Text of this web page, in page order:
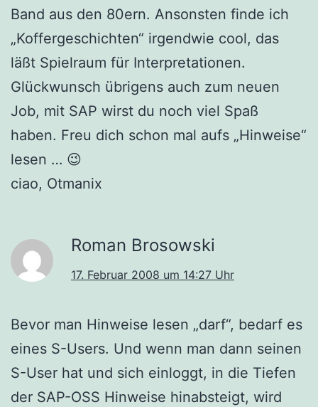
Band aus den 80ern. Ansonsten finde ich
„Koffergeschichten“ irgendwie cool, das
läßt Spielraum für Interpretationen.
Glückwunsch übrigens auch zum neuen
Job, mit SAP wirst du noch viel Spaß
haben. Freu dich schon mal aufs „Hinweise“
lesen … 😉
ciao, Otmanix
Roman Brosowski
17. Februar 2008 um 14:27 Uhr
Bevor man Hinweise lesen „darf“, bedarf es
eines S-Users. Und wenn man dann seinen
S-User hat und sich einloggt, in die Tiefen
der SAP-OSS Hinweise hinabsteigt, wird